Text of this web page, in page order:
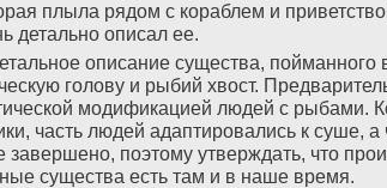
плыла рядом с кораблем и
детально описал ее.
описание существа, пойманного
голову и рыбий хвост.
модификацией людей с рыбами.
часть людей адаптировались к суше, а
поэтому утверждать, что
существа есть там и в наше время.